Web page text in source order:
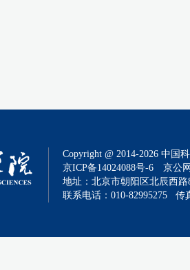
Copyright @ 2014-2026 中国
京ICP备14024088号-6
京公
地址：北京市朝阳区北辰西路
联系电话：010-82995275 传